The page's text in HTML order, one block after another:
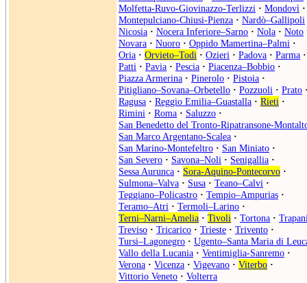
Molfetta-Ruvo-Giovinazzo-Terlizzi · Mondovì ·
Montepulciano-Chiusi-Pienza · Nardò–Gallipoli
Nicosia · Nocera Inferiore–Sarno · Nola · Noto
Novara · Nuoro · Oppido Mamertina–Palmi ·
Oria · Orvieto–Todi · Ozieri · Padova · Parma ·
Patti · Pavia · Pescia · Piacenza–Bobbio ·
Piazza Armerina · Pinerolo · Pistoia ·
Pitigliano–Sovana–Orbetello · Pozzuoli · Prato
Ragusa · Reggio Emilia–Guastalla · Rieti ·
Rimini · Roma · Saluzzo ·
San Benedetto del Tronto-Ripatransone-
San Marco Argentano-Scalea ·
San Marino-Montefeltro · San Miniato ·
San Severo · Savona–Noli · Senigallia ·
Sessa Aurunca · Sora-Aquino-Pontecorvo ·
Sulmona–Valva · Susa · Teano–Calvi ·
Teggiano–Policastro · Tempio–Ampurias ·
Teramo–Atri · Termoli–Larino ·
Terni–Narni–Amelia · Tivoli · Tortona ·
Treviso · Tricarico · Trieste · Trivento ·
Tursi–Lagonegro · Ugento–Santa Maria di
Vallo della Lucania · Ventimiglia-Sanremo ·
Verona · Vicenza · Vigevano · Viterbo ·
Vittorio Veneto · Volterra